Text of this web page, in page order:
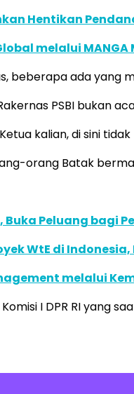
Hentikan
melalui
beberapa ada yang
PSBI bukan
kalian, di sini
orang Batak
Buka Peluang bagi
WtE di
melalui
I DPR RI yang